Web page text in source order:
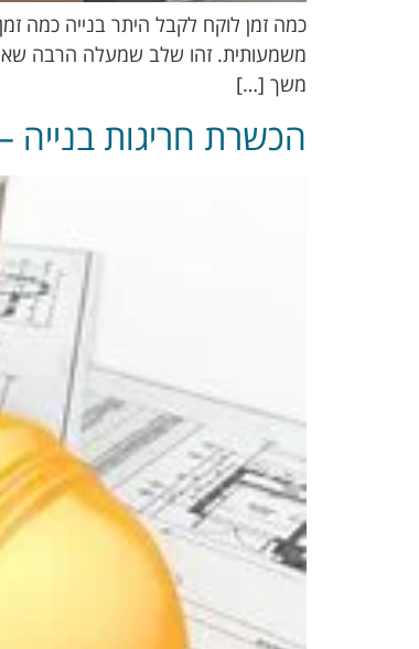
כמה זמן לוקח לקבל היתר בנייה כמה
משמעותית. זהו שלב שמעלה הרבה
משך […]
הכשרת חריגות בנייה